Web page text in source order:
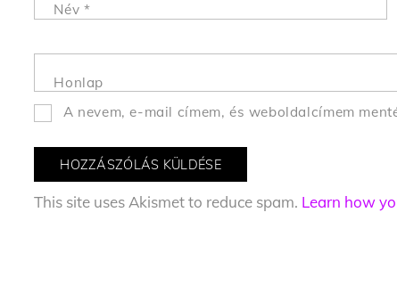
Név *
Honlap
A nevem, e-mail címem, és weboldalcímem
This site uses Akismet to reduce spam. Learn how